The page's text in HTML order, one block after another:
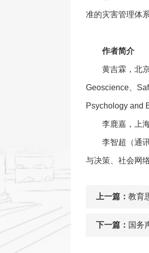
准的灾害管理体
作者简介
黄吉霖，北
Geoscience、
Psychology and
李鹿嘉，上
李智超（通
与决策、社会网
上一篇： 教育
下一篇： 国务